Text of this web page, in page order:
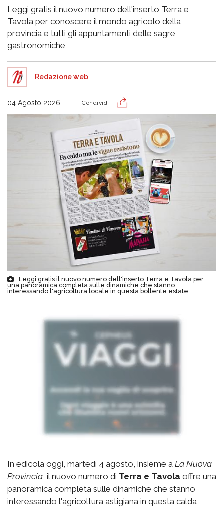
Leggi gratis il nuovo numero dell'inserto Terra e
Tavola per conoscere il mondo agricolo della
provincia e tutti gli appuntamenti delle sagre
gastronomiche
Redazione web
04 Agosto 2026 Condividi
Leggi gratis il nuovo numero dell'inserto Terra e Tavola per
una panoramica completa sulle dinamiche che stanno
interessando l'agricoltura locale in questa bollente estate
In edicola oggi, martedì 4 agosto, insieme a La Nuova
Provincia, il nuovo numero di Terra e Tavola offre una
panoramica completa sulle dinamiche che stanno
interessando l'agricoltura astigiana in questa calda